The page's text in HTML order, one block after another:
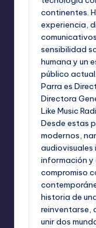
continentes.
experiencia,
sensibilidad
humana y un
público
Parra es
Directora
Like Music
Desde estas
modernos,
audiovisuales
información y
compromiso
historia de
reinventarse,
unir dos